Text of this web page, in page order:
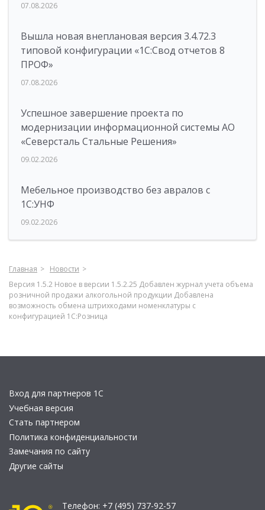
07.08.2026
Вышла новая внеплановая версия 3.4.72.3
типовой конфигурации «1C:Свод отчетов 8
ПРОФ»
07.08.2026
Успешное завершение проекта по
модернизации информационной системы АО
«Северсталь Стальные Решения»
09.02.2026
Мебельное производство без авралов с
1С:УНФ
09.02.2026
Главная
Новости
Версия 1.5.2 Новое в версии 1.5.2.25 Добавлен журнал учета объема
розничной продажи алкогольной продукции Добавлена
возможность обмена штрихкодами номенклатуры с
конфигурацией 1С:Розница
Вход для партнеров 1С
Учебная версия
Стать партнером
Политика конфиденциальности
Замечания по сайту
Другие сайты
Телефон: +7 (495) 737-92-57